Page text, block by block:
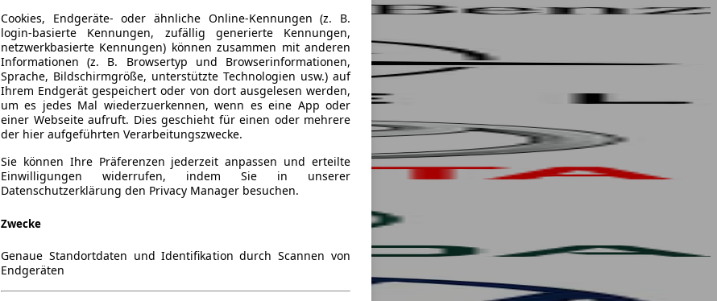
Cookies, Endgeräte- oder ähnliche Online-Kennungen (z. B.
login-basierte Kennungen, zufällig generierte Kennungen,
netzwerkbasierte Kennungen) können zusammen mit anderen
Informationen (z. B. Browsertyp und Browserinformationen,
Sprache, Bildschirmgröße, unterstützte Technologien usw.) auf
Ihrem Endgerät gespeichert oder von dort ausgelesen werden,
um es jedes Mal wiederzuerkennen, wenn es eine App oder
einer Webseite aufruft. Dies geschieht für einen oder mehrere
der hier aufgeführten Verarbeitungszwecke.
Sie können Ihre Präferenzen jederzeit anpassen und erteilte
Einwilligungen widerrufen, indem Sie in unserer
Datenschutzerklärung den Privacy Manager besuchen.
Zwecke
Genaue Standortdaten und Identifikation durch Scannen von
Endgeräten